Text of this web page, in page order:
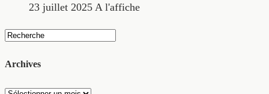
23 juillet 2025 A l'affiche
Archives